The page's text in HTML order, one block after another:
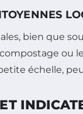
bien que
ou
échelle,